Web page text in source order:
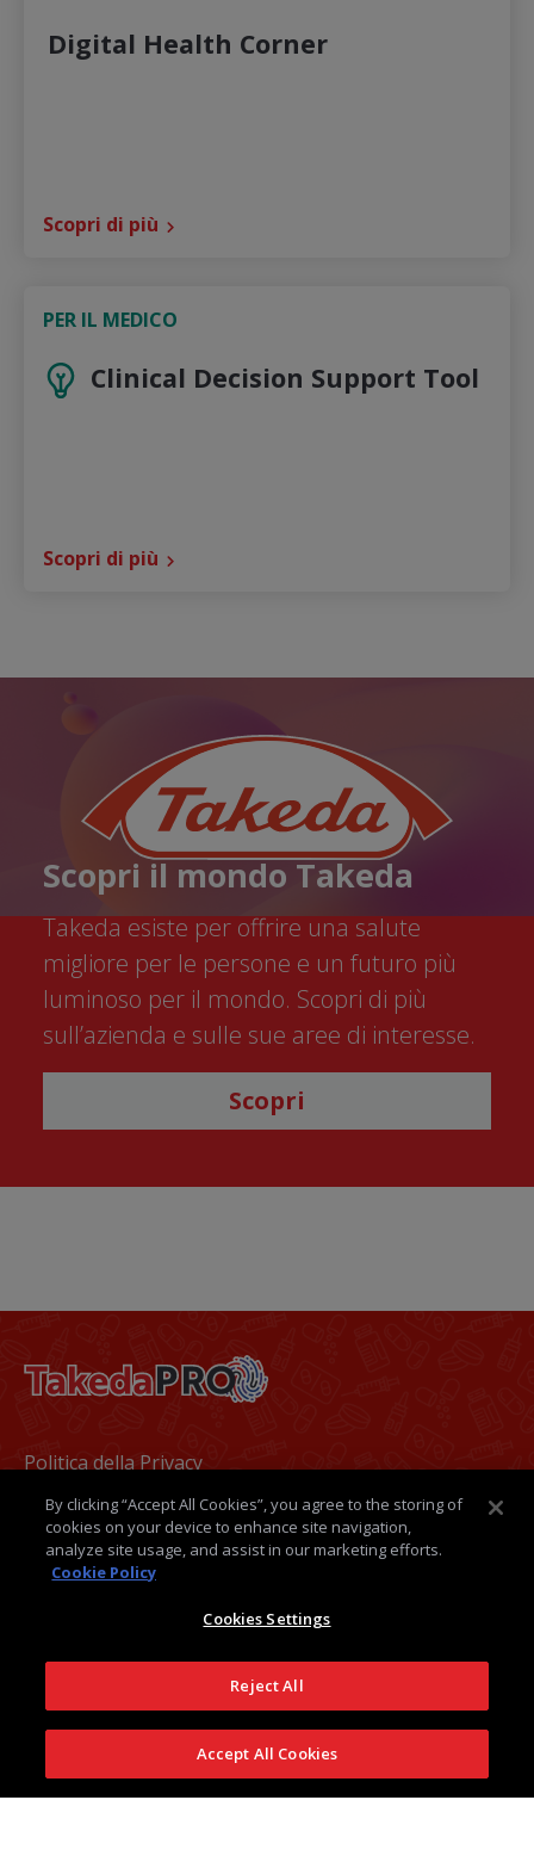
Digital Health Corner
Scopri di più
PER IL MEDICO
Clinical Decision Support Tool
Scopri di più
Scopri il mondo Takeda
Takeda esiste per offrire una salute
migliore per le persone e un futuro più
luminoso per il mondo. Scopri di più
sull’azienda e sulle sue aree di interesse.
Scopri
Politica della Privacy
Termini e condizioni
Politica dei Cookie
Medical Information
Contatti
Takeda Italia
By clicking “Accept All Cookies”, you agree to the storing of
cookies on your device to enhance site navigation,
analyze site usage, and assist in our marketing efforts.
Cookie Policy
Cookies Settings
Reject All
Accept All Cookies